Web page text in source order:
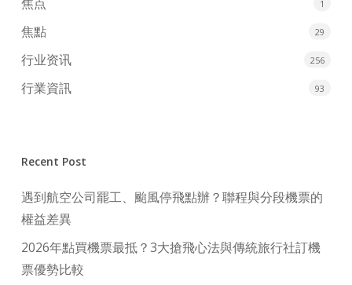
1
焦點 29
行业资讯 256
行業資訊 93
Recent Post
遇到航空公司罷工、颱風停飛點辦？聯程與分段機票的
權益差異
2026年點買機票最抵？3大搶飛心法與傳統旅行社訂機
票優勢比較